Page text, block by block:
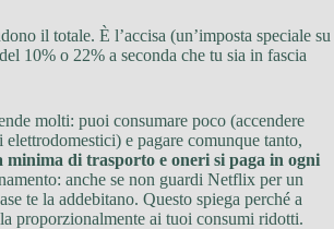
il totale. È l’accisa (un’imposta speciale su
10% o 22% a seconda che tu sia in fascia
molti: puoi consumare poco (accendere
e pagare comunque tanto,
minima di trasporto e oneri si paga in ogni
anche se non guardi Netflix per un
te la addebitano. Questo spiega perché a
proporzionalmente ai tuoi consumi ridotti.